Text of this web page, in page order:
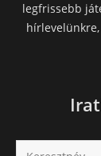
legfrissebb